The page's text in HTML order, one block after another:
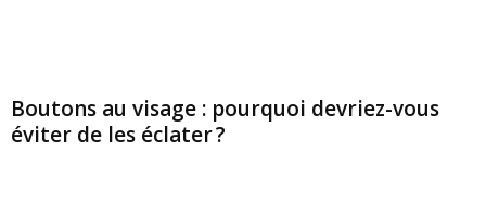
Boutons au visage : pourquoi devriez-vous
éviter de les éclater ?